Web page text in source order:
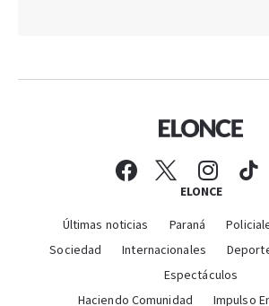
ELONCE
Últimas noticias Paraná
Sociedad
Internacionales
Espectáculos
Haciendo Comunidad
Impulso